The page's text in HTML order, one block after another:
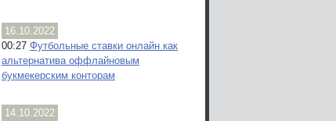
16.10.2022
00:27 Футбольные ставки онлайн как
альтернатива оффлайновым
букмекерским конторам
14.10.2022